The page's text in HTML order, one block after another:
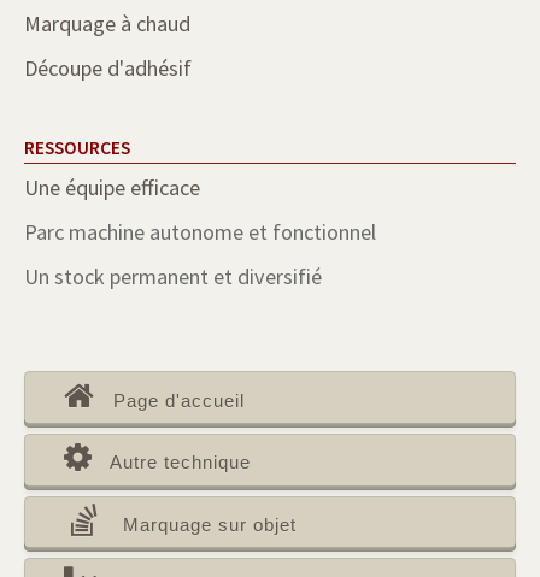
Marquage à chaud
Découpe d'adhésif
RESSOURCES
Une équipe efficace
Parc machine autonome et fonctionnel
Un stock permanent et diversifié
Page d'accueil
Autre technique
Marquage sur objet